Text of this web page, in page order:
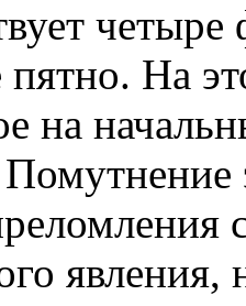
На
на
явления,